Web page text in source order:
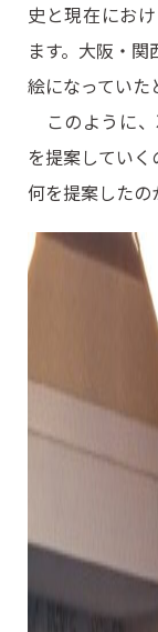
史と現在にお
ます。大阪・
絵になっていた
このように
を提案してい
何を提案したの